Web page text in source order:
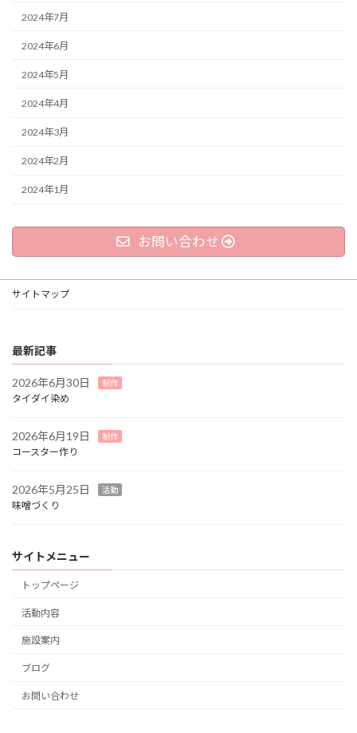
2024年7月
2024年6月
2024年5月
2024年4月
2024年3月
2024年2月
2024年1月
お問い合わせ
サイトマップ
最新記事
2026年6月30日 制作
タイダイ染め
2026年6月19日 制作
コースター作り
2026年5月25日 活動
味噌づくり
サイトメニュー
トップページ
活動内容
施設案内
ブログ
お問い合わせ